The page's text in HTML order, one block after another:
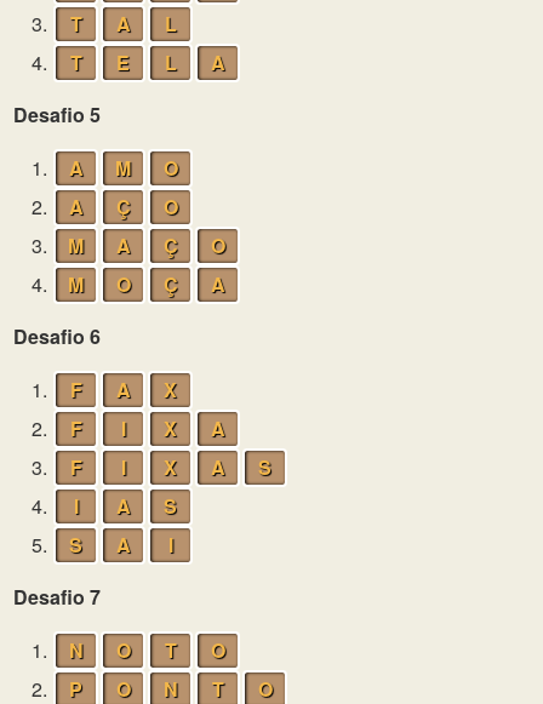
3.
T A
L
4.
T E L
A
Desafio 5
1.
A M
O
2.
A Ç
O
3.
M A Ç
O
4.
M O Ç
A
Desafio 6
1.
F A
X
2.
F I X
A
3.
F I X A
S
4.
I A
S
5.
S A
I
Desafio 7
1.
N O T
O
2.
P O N T
O